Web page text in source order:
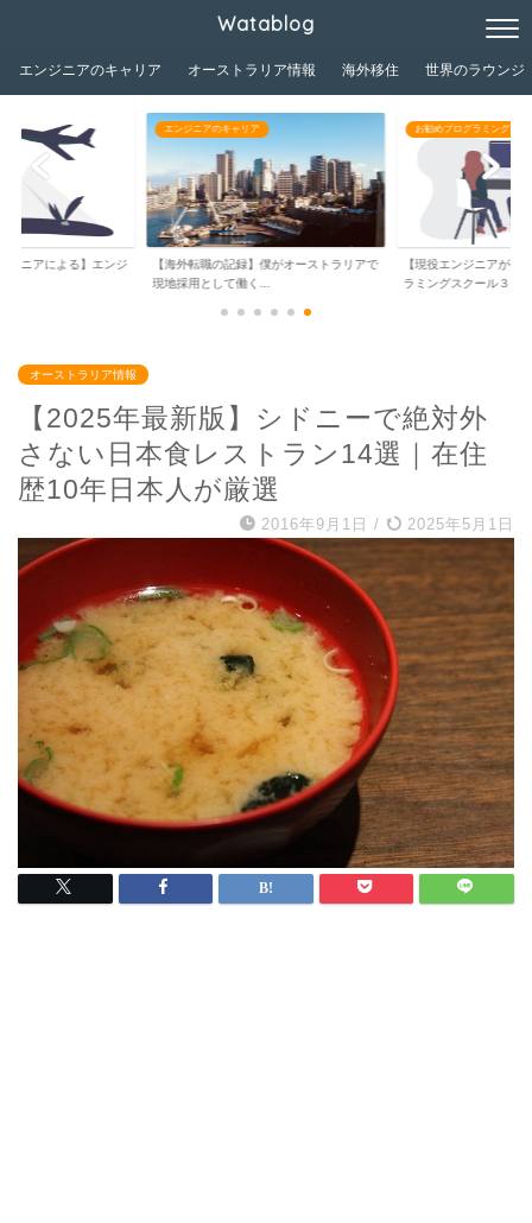
Watablog
エンジニアのキャリア オーストラリア情報 海外移住 世界のラウンジ
僕がオーストラリアで
お勧めプログラミングスクール/学習教材
【現役エンジニアが分析】おすすめプログ
ラミングスクール３...
お勧めプログラミングスク
プログラミングを独学
理？【営業からエンジ...
オーストラリア情報
【2025年最新版】シドニーで絶対外
さない日本食レストラン14選｜在住
歴10年日本人が厳選
2016年9月1日 / 2025年5月1日